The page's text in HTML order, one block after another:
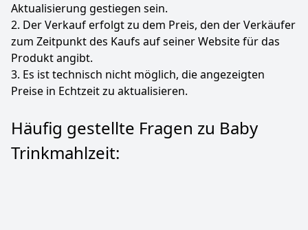
Aktualisierung gestiegen sein.
2. Der Verkauf erfolgt zu dem Preis, den der Verkäufer
zum Zeitpunkt des Kaufs auf seiner Website für das
Produkt angibt.
3. Es ist technisch nicht möglich, die angezeigten
Preise in Echtzeit zu aktualisieren.
Häufig gestellte Fragen zu Baby
Trinkmahlzeit: